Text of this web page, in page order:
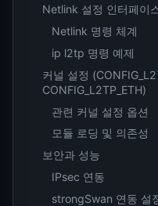
Netlink 설정 인터페이
Netlink 명령 체계
ip l2tp 명령 예제
커널 설정
CONFIG_L2TP_ETH)
관련 커널 설정 옵션
모듈 로딩 및 의존성
보안과 성능
IPsec 연동
strongSwan 연동 설